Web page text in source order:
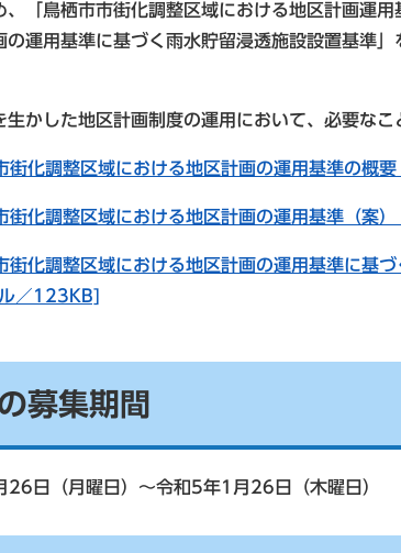
、「鳥栖市市街化調整区域における地区計画運
の運用基準に基づく雨水貯留浸透施設設置基準」
かした地区計画制度の運用において、必要なこ
街化調整区域における地区計画の運用基準の概
街化調整区域における地区計画の運用基準（案
街化調整区域における地区計画の運用基準に基づ
／123KB]
募集期間
日（月曜日）～令和5年1月26日（木曜日）